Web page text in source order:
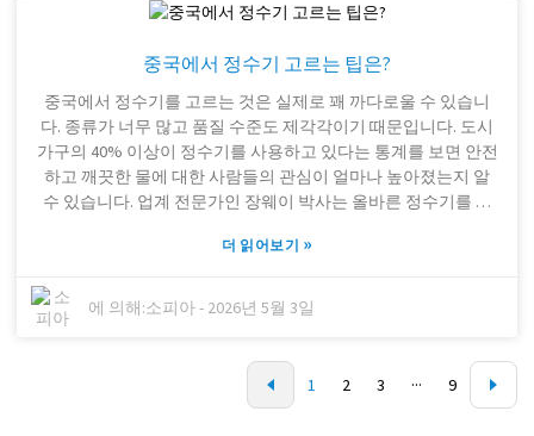
할지 고민될 수 있습니다. 어떤 제품은 첨단 기술 장치로 가득 차
의 필요와 설치 공간을 고려하는 것도 중요합니다. 대가족이라면
리한 제품이 더 적합할 수 있습니다. 시간을 충분히 갖고 모든 선
택지를 신중하게 고려한 다음, 직감적으로 가장 마음에 드는 것
을 선택하세요. 결국, 이는 가족의 건강과 편의에 관한 문제이니
까요!
중국에서 정수기 고르는 팁은?
중국에서 정수기를 고르는 것은 실제로 꽤 까다로울 수 있습니
다. 종류가 너무 많고 품질 수준도 제각각이기 때문입니다. 도시
가구의 40% 이상이 정수기를 사용하고 있다는 통계를 보면 안전
하고 깨끗한 물에 대한 사람들의 관심이 얼마나 높아졌는지 알
수 있습니다. 업계 전문가인 장웨이 박사는 올바른 정수기를 선
는 문제라고 강조했습니다. 정수기를 고를 때는 어떤 기술을 사
드는지 등 몇 가지 중요한 사항을 고려해야 합니다. 많은 사람들
이 중요한 부분을 간과하는데, 특히 인기 모델의 가격, 그중에서
것이 중요합니다. 가장 저렴한 제품이 좋아 보일 수도 있지만, 여
과 성능이 떨어지거나 심지어 안전하지 않은 물을 마실 수도 있
더 읽어보기 »
에 의해:소피아- 2026년 5월 3일
1 2 3 ··· 9